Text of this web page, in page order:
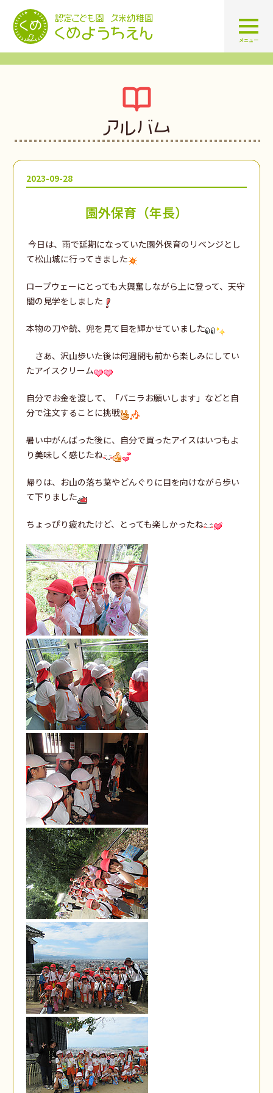
認定こども園 学校法人久米幼
メニュー
アルバム
2023-09-28
園外保育（年長）
今日は、雨で延期になっていた園外保育のリベンジとし
て松山城に行ってきました
ロープウェーにとっても大興奮しながら上に登って、天守
閣の見学をしました
本物の刀や銃、兜を見て目を輝かせていました
さあ、沢山歩いた後は何週間も前から楽しみにしてい
たアイスクリーム
自分でお金を渡して、「バニラお願いします」などと自
分で注文することに挑戦
暑い中がんばった後に、自分で買ったアイスはいつもよ
り美味しく感じたね
帰りは、お山の落ち葉やどんぐりに目を向けながら歩い
て下りました
ちょっぴり疲れたけど、とっても楽しかったね